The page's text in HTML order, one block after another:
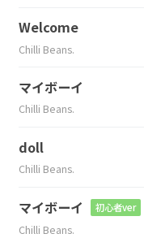
Welcome
Chilli Beans.
マイボーイ
Chilli Beans.
doll
Chilli Beans.
マイボーイ 初心者ver
Chilli Beans.